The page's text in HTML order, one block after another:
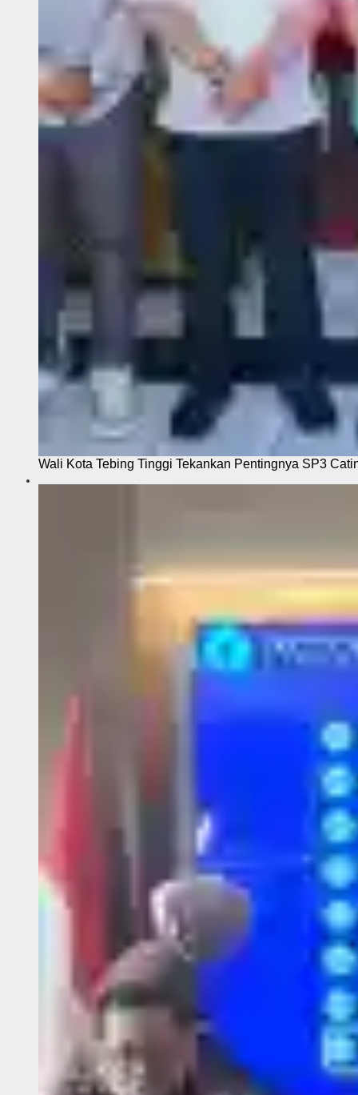
Wali Kota Tebing Tinggi Tekankan Pentingnya SP3